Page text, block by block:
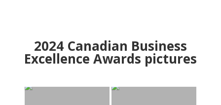
2024Canadian Business
Excellence Awards pictures